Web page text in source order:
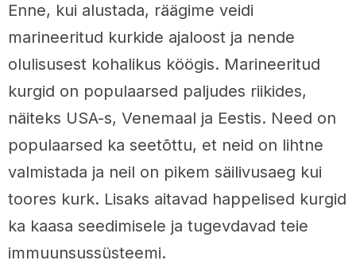
Enne, kui alustada, räägime veidi
marineeritud kurkide ajaloost ja nende
olulisusest kohalikus köögis. Marineeritud
kurgid on populaarsed paljudes riikides,
näiteks USA-s, Venemaal ja Eestis. Need on
populaarsed ka seetõttu, et neid on lihtne
valmistada ja neil on pikem säilivusaeg kui
toores kurk. Lisaks aitavad happelised kurgid
ka kaasa seedimisele ja tugevdavad teie
immuunsussüsteemi.